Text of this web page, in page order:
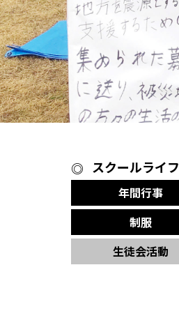
スクールライフ
年間行事
制服
生徒会活動